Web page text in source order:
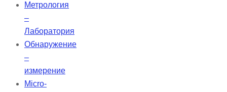
Метрология
–
Лаборатория
Обнаружение
–
измерение
Micro-